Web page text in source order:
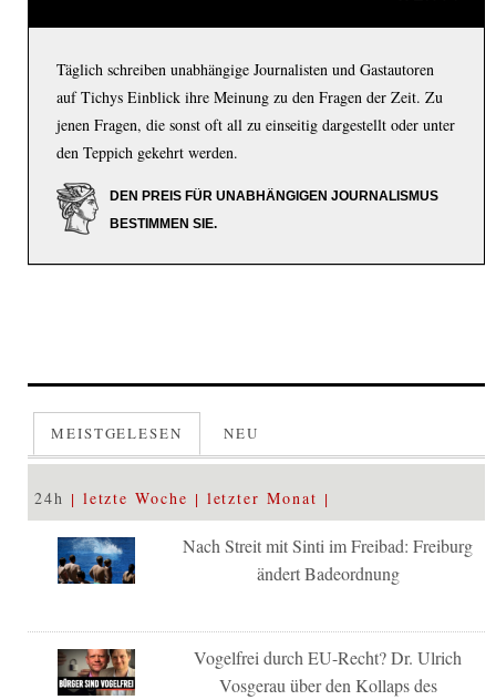
Täglich schreiben unabhängige Journalisten und Gastautoren
auf Tichys Einblick ihre Meinung zu den Fragen der Zeit. Zu
jenen Fragen, die sonst oft all zu einseitig dargestellt oder unter
den Teppich gekehrt werden.
DEN PREIS FÜR UNABHÄNGIGEN JOURNALISMUS
BESTIMMEN SIE.
MEISTGELESEN NEU
24h letzte Woche letzter Monat
Nach Streit mit Sinti im Freibad: Freiburg
ändert Badeordnung
Vogelfrei durch EU-Recht? Dr. Ulrich
Vosgerau über den Kollaps des